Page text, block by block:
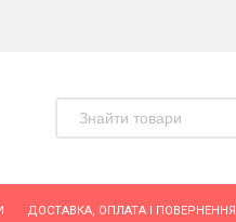
ДОСТАВКА, ОПЛАТА І ПОВЕРНЕННЯ